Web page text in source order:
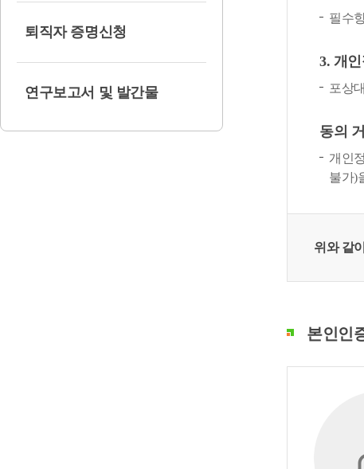
퇴직자 증명신청
연구보고서 및 발간물
필수
3. 개
포상
동의
개인
불가)
위와 같
본인인